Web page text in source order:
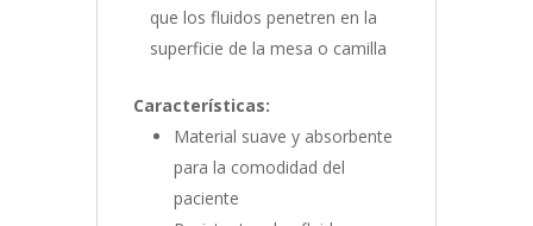
que los fluidos penetren en la
superficie de la mesa o camilla
Características:
Material suave y absorbente
para la comodidad del
paciente